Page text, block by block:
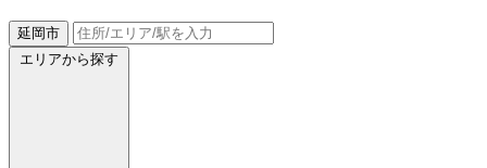
延岡市
エリアから探す